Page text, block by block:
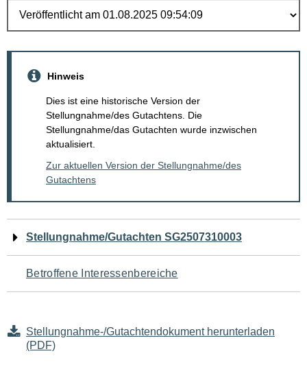
Hinweis
Dies ist eine historische Version der
Stellungnahme/des Gutachtens. Die
Stellungnahme/das Gutachten wurde inzwischen
aktualisiert.
Zur aktuellen Version der Stellungnahme/des
Gutachtens
Navigation
für
den
Seiteninhalt
Stellungnahme/Gutachten SG2507310003
Betroffene Interessenbereiche
Stellungnahme-/Gutachtendokument herunterladen
(PDF)